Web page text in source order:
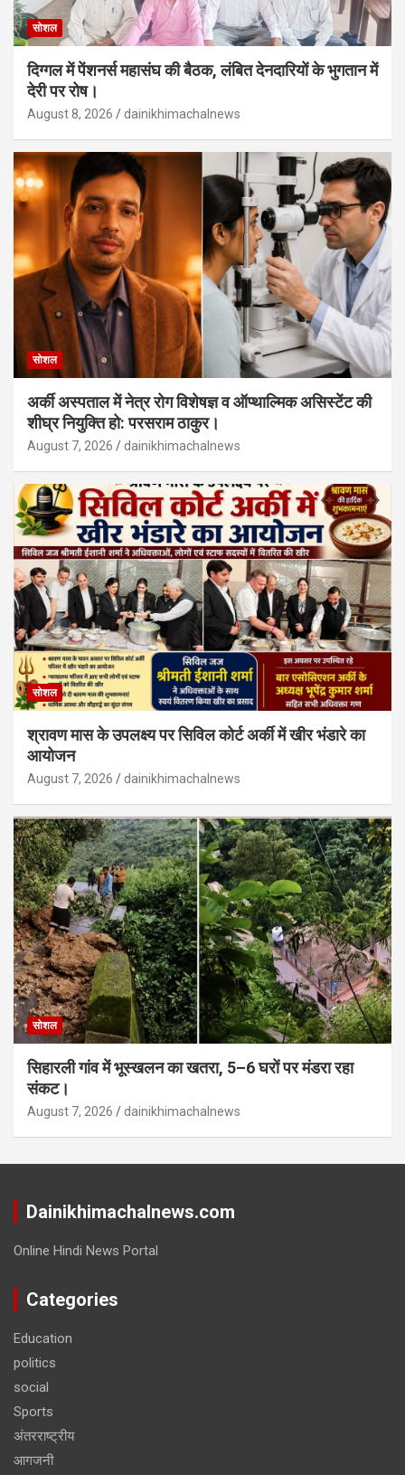
सोशल
दिग्गल में पेंशनर्स महासंघ की बैठक, लंबित देनदारियों के भुगतान में
देरी पर रोष।
August 8, 2026 dainikhimachalnews
सोशल
अर्की अस्पताल में नेत्र रोग विशेषज्ञ व ऑप्थाल्मिक असिस्टेंट की
शीघ्र नियुक्ति हो: परसराम ठाकुर।
August 7, 2026 dainikhimachalnews
सोशल
श्रावण मास के उपलक्ष्य पर सिविल कोर्ट अर्की में खीर भंडारे का
आयोजन
August 7, 2026 dainikhimachalnews
सोशल
सिहारली गांव में भूस्खलन का खतरा, 5–6 घरों पर मंडरा रहा
संकट।
August 7, 2026 dainikhimachalnews
Dainikhimachalnews.com
Online Hindi News Portal
Categories
Education
politics
social
Sports
अंतरराष्ट्रीय
आगजनी